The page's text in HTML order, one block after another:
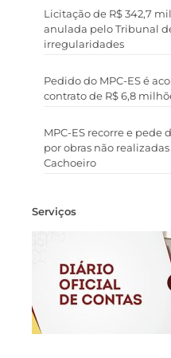
Licitação de R$ 342,7
anulada pelo Tribunal
irregularidades
Pedido do MPC-ES é
contrato de R$ 6,8
MPC-ES recorre e pede
por obras não
Cachoeiro
Serviços